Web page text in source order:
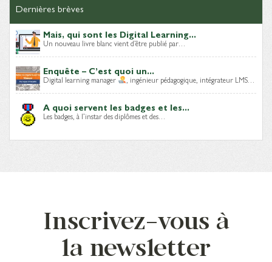
Dernières brèves
Mais, qui sont les Digital Learning...
Un nouveau livre blanc vient d’être publié par…
Enquête – C’est quoi un...
Digital learning manager , ingénieur pédagogique, intégrateur LMS…
A quoi servent les badges et les...
Les badges, à l’instar des diplômes et des…
Inscrivez-vous à
la newsletter